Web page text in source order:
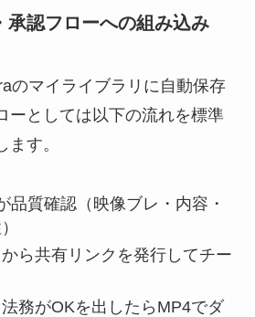
認フローへの組み込み
のマイライブラリに自動保存
ーとしては以下の流れを標準
す。
質確認（映像ブレ・内容・
ら共有リンクを発行してチー
務がOKを出したらMP4でダ